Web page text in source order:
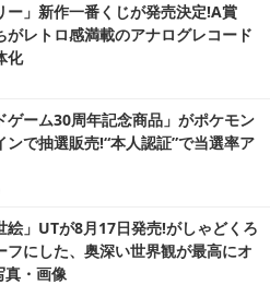
ー」新作一番くじが発売決定!A賞
がレトロ感満載のアナログレコード
化
ゲーム30周年記念商品」がポケモン
ンで抽選販売!“本人認証”で当選率ア
絵」UTが8月17日発売!がしゃどくろ
フにした、奥深い世界観が最高にオ
真・画像